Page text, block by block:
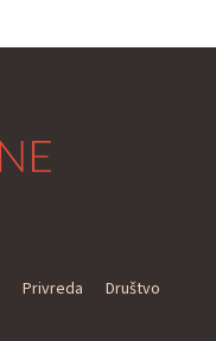
Privreda
Društvo